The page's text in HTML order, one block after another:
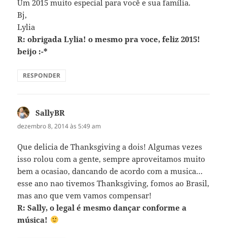
Um 2015 muito especial para você e sua família.
Bj,
Lylia
R: obrigada Lylia! o mesmo pra voce, feliz 2015!
beijo :-*
RESPONDER
SallyBR
dezembro 8, 2014 às 5:49 am
Que delicia de Thanksgiving a dois! Algumas vezes
isso rolou com a gente, sempre aproveitamos muito
bem a ocasiao, dancando de acordo com a musica…
esse ano nao tivemos Thanksgiving, fomos ao Brasil,
mas ano que vem vamos compensar!
R: Sally, o legal é mesmo dançar conforme a
música!